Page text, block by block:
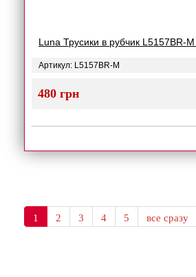
Luna Трусики в рубчик L5157BR-
Артикул: L5157BR-M
480 грн
1 2 3 4 5 все сразу